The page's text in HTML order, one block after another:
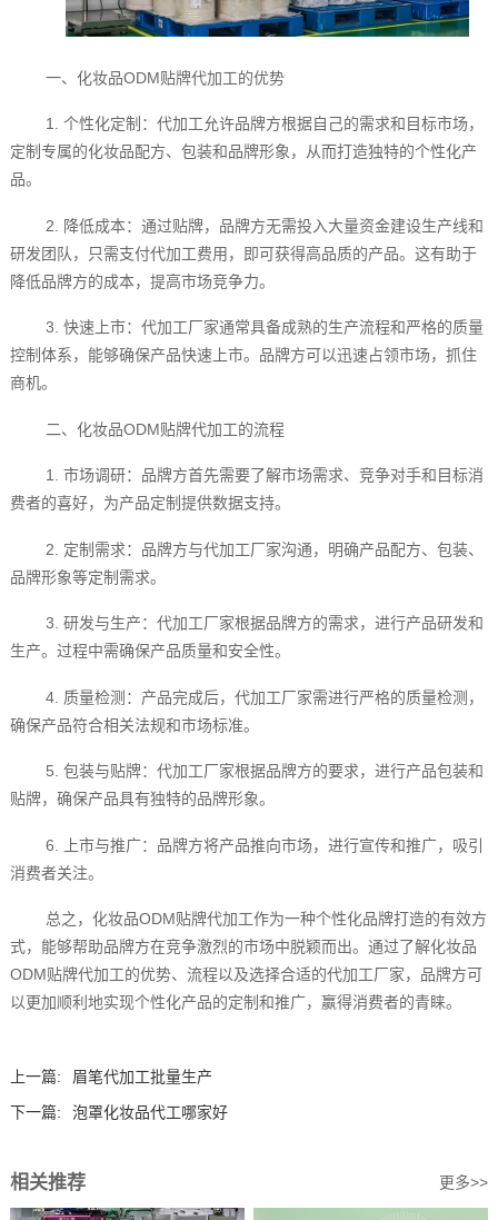
一、化妆品ODM贴牌代加工的优势
1. 个性化定制：代加工允许品牌方根据自己的需求和目标市场，
定制专属的化妆品配方、包装和品牌形象，从而打造独特的个性化产
品。
2. 降低成本：通过贴牌，品牌方无需投入大量资金建设生产线和
研发团队，只需支付代加工费用，即可获得高品质的产品。这有助于
降低品牌方的成本，提高市场竞争力。
3. 快速上市：代加工厂家通常具备成熟的生产流程和严格的质量
控制体系，能够确保产品快速上市。品牌方可以迅速占领市场，抓住
商机。
二、化妆品ODM贴牌代加工的流程
1. 市场调研：品牌方首先需要了解市场需求、竞争对手和目标消
费者的喜好，为产品定制提供数据支持。
2. 定制需求：品牌方与代加工厂家沟通，明确产品配方、包装、
品牌形象等定制需求。
3. 研发与生产：代加工厂家根据品牌方的需求，进行产品研发和
生产。过程中需确保产品质量和安全性。
4. 质量检测：产品完成后，代加工厂家需进行严格的质量检测，
确保产品符合相关法规和市场标准。
5. 包装与贴牌：代加工厂家根据品牌方的要求，进行产品包装和
贴牌，确保产品具有独特的品牌形象。
6. 上市与推广：品牌方将产品推向市场，进行宣传和推广，吸引
消费者关注。
总之，化妆品ODM贴牌代加工作为一种个性化品牌打造的有效方
式，能够帮助品牌方在竞争激烈的市场中脱颖而出。通过了解化妆品
ODM贴牌代加工的优势、流程以及选择合适的代加工厂家，品牌方可
以更加顺利地实现个性化产品的定制和推广，赢得消费者的青睐。
上一篇:
眉笔代加工批量生产
下一篇:
泡罩化妆品代工哪家好
相关推荐 更多>>